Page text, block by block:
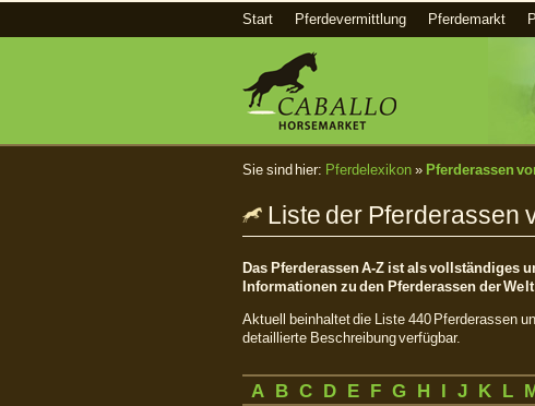
Start Pferdevermittlung Pferdemarkt
Sie sind hier: Pferdelexikon » Pferderassen
Liste der Pferderassen
Das Pferderassen A-Z ist als vollständiges
Informationen zu den Pferderassen der
Aktuell beinhaltet die Liste 440 Pferderassen
detaillierte Beschreibung verfügbar.
A B C D E F G H I J K L